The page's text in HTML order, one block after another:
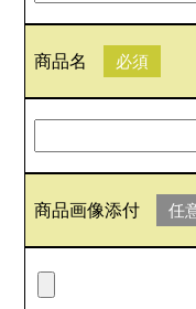
商品名 必須
商品画像添付 任